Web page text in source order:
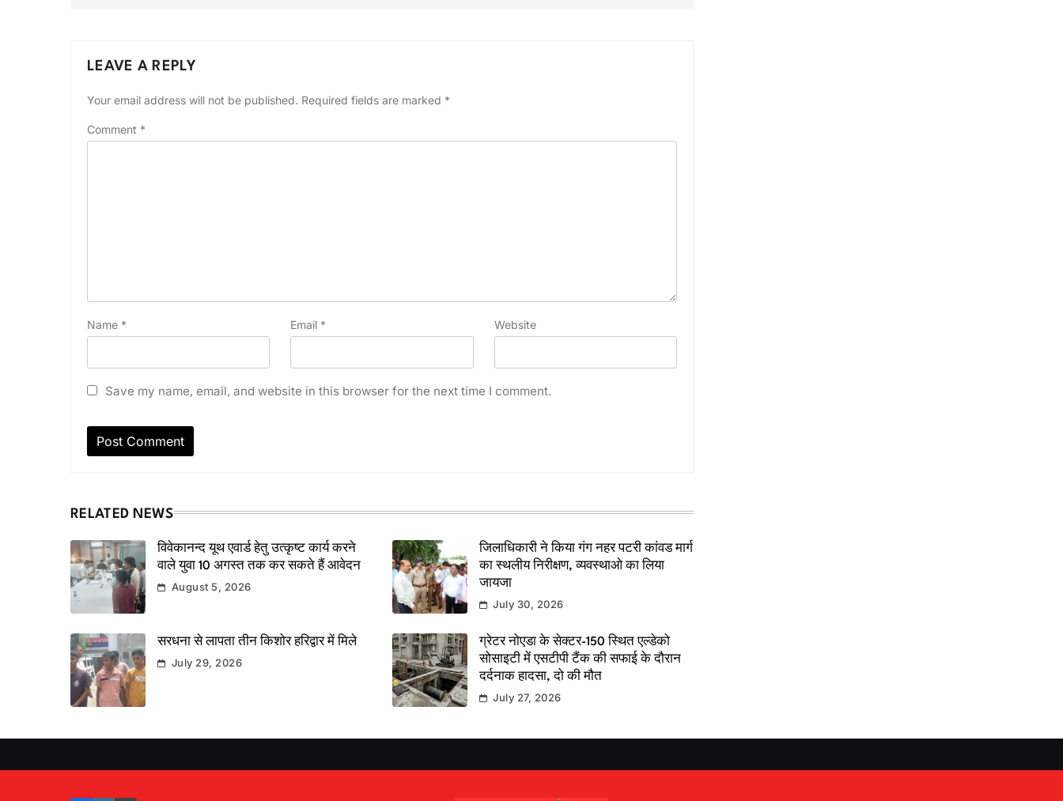
LEAVE A REPLY
Your email address will not be published. Required fields are marked *
Comment *
Name * Email * Website
Save my name, email, and website in this browser for the next time I comment.
RELATED NEWS
विवेकानन्द यूथ एवार्ड हेतु उत्कृष्ट कार्य करने
वाले युवा 10 अगस्त तक कर सकते हैं आवेदन
August 5, 2026
जिलाधिकारी ने किया गंग नहर पटरी कांवड मार्ग
का स्थलीय निरीक्षण, व्यवस्थाओ का लिया
जायजा
July 30, 2026
सरधना से लापता तीन किशोर हरिद्वार में मिले
July 29, 2026
ग्रेटर नोएडा के सेक्टर-150 स्थित एल्डेको
सोसाइटी में एसटीपी टैंक की सफाई के दौरान
दर्दनाक हादसा, दो की मौत
July 27, 2026